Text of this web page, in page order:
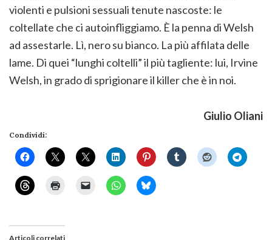
violenti e pulsioni sessuali tenute nascoste: le
coltellate che ci autoinfliggiamo. È la penna di Welsh
ad assestarle. Lì, nero su bianco. La più affilata delle
lame. Di quei “lunghi coltelli” il più tagliente: lui, Irvine
Welsh, in grado di sprigionare il killer che è in noi.
Giulio Oliani
Condividi:
Articoli correlati